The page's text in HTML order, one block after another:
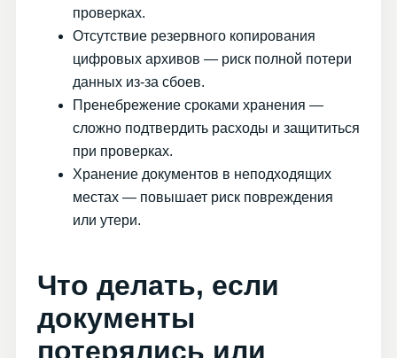
проверках.
Отсутствие резервного копирования
цифровых архивов — риск полной потери
данных из-за сбоев.
Пренебрежение сроками хранения —
сложно подтвердить расходы и защититься
при проверках.
Хранение документов в неподходящих
местах — повышает риск повреждения
или утери.
Что делать, если
документы
потерялись или